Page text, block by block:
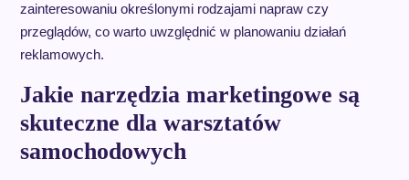
zainteresowaniu określonymi rodzajami napraw czy
przeglądów, co warto uwzględnić w planowaniu działań
reklamowych.
Jakie narzędzia marketingowe są
skuteczne dla warsztatów
samochodowych